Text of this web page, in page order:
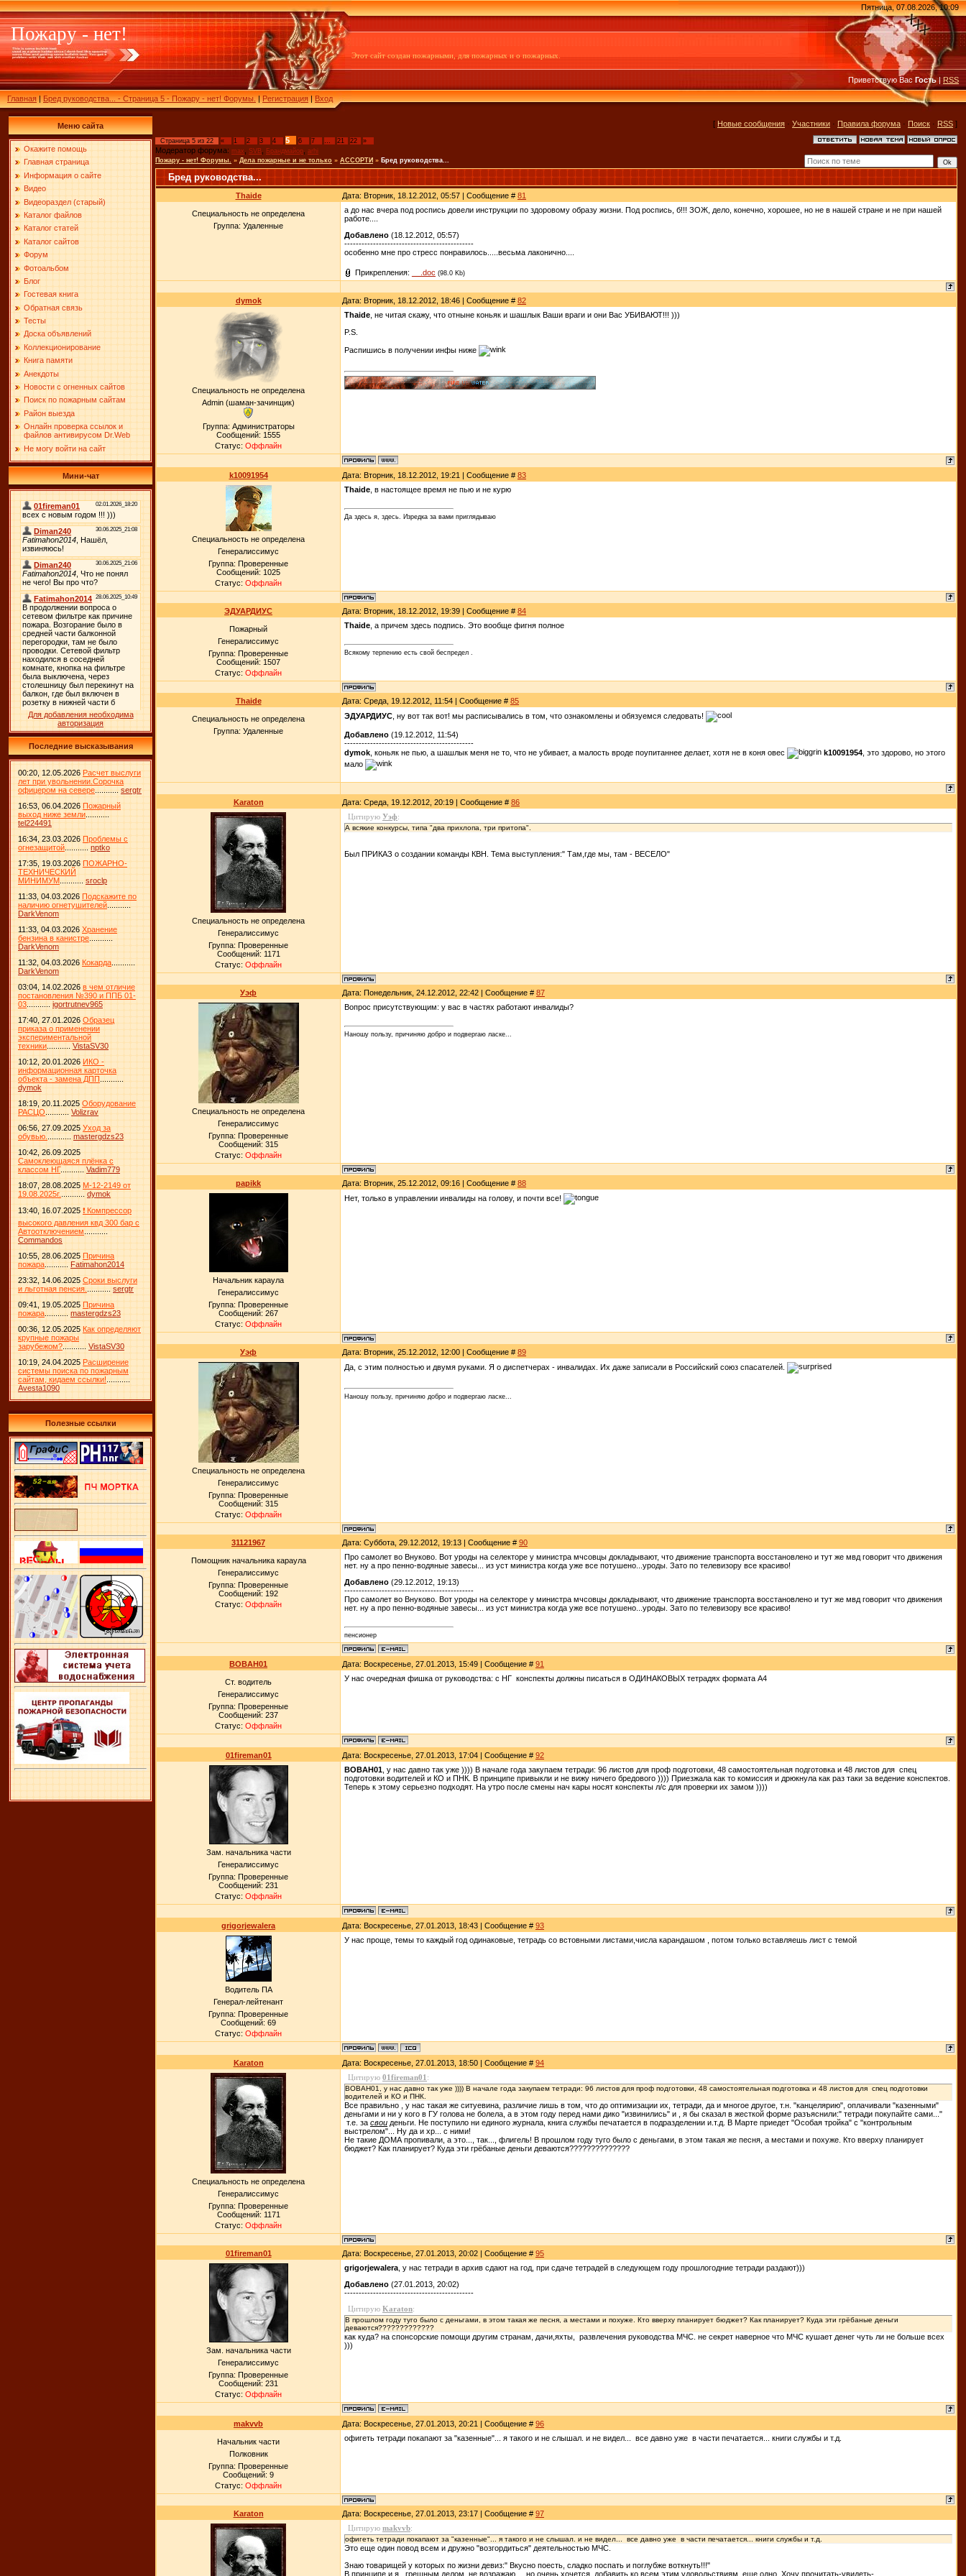
Пожару - нет!
Главная|Бред руководства... - Страница 5 - Пожару - нет! Форумы.|Регистрация|Вход
Этот сайт создан пожарными, для пожарных и о пожарных.
Пятница, 07.08.2026, 10:09
Приветствую Вас Гость|RSS
Меню сайта
Окажите помощь
Главная страница
Информация о сайте
Видео
Видеораздел (старый)
Каталог файлов
Каталог статей
Каталог сайтов
Форум
Фотоальбом
Блог
Гостевая книга
Обратная связь
Тесты
Доска объявлений
Коллекционирование
Книга памяти
Анекдоты
Новости с огненных сайтов
Поиск по пожарным сайтам
Район выезда
Онлайн проверка ссылок и
файлов антивирусом Dr.Web
Не могу войти на сайт
Мини-чат
Для добавления необходима
авторизация
Последние высказывания
00:20, 12.05.2026 Расчет выслуги
лет при увольнении.Сорочка
офицером на севере
sergtr
16:53, 06.04.2026 Пожарный
выход ниже земли
tel224491
16:34, 23.03.2026 Проблемы с
огнезащитой
nptko
17:35, 19.03.2026 ПОЖАРНО-
ТЕХНИЧЕСКИЙ
МИНИМУМ
sroclp
11:33, 04.03.2026 Подскажите по
наличию огнетушителей
DarkVenom
11:33, 04.03.2026 Хранение
бензина в канистре
DarkVenom
11:32, 04.03.2026 Кокарда
DarkVenom
03:04, 14.02.2026 в чем отличие
постановления №390 и ППБ 01-
03
igortrutnev965
17:40, 27.01.2026 Образец
приказа о применении
экспериментальной
техники
VistaSV30
10:12, 20.01.2026 ИКО -
информационная карточка
объекта - замена ДПП
dymok
18:19, 20.11.2025 Оборудование
РАСЦО
Volizrav
06:56, 27.09.2025 Уход за
обувью.
mastergdzs23
10:42, 26.09.2025
Самоклеющаяся плёнка с
классом НГ...........
Vadim779
18:07, 28.08.2025 М-12-2149 от
19.08.2025г.
dymok
13:40, 16.07.2025 ❗ Компрессор
высокого давления квд 300 бар с
Автоотключением
Commandos
10:55, 28.06.2025 Причина
пожара
Fatimahon2014
23:32, 14.06.2025 Сроки выслуги
и льготная пенсия.
sergtr
09:41, 19.05.2025 Причина
пожара
mastergdzs23
00:36, 12.05.2025 Как определяют
крупные пожары
зарубежом?
VistaSV30
10:19, 24.04.2025 Расширение
системы поиска по пожарным
сайтам, кидаем ссылки!
Avesta1090
Полезные ссылки
[ Новые сообщения · Участники · Правила форума · Поиск · RSS ]
Страница 5 из 22 « 1 2 3 4 5 6 7 … 21 22 »
Модератор форума: max SVB Брандмайор arhi
Пожару - нет! Форумы. » Дела пожарные и не только » АССОРТИ » Бред руководства...
Бред руководства...
Thaide Дата: Вторник, 18.12.2012, 05:57 | Сообщение # 81
Специальность не определена
Группа: Удаленные
а до нас вчера под роспись довели инструкции по здоровому образу жизни. Под роспись, б!!! ЗОЖ, дело, конечно, хорошее, но не в нашей стране и не при нашей
работе....
Добавлено (18.12.2012, 05:57)
---------------------------------------------
особенно мне про стресс понравилось.....весьма лаконично....
Прикрепления: __.doc (98.0 Kb)
dymok Дата: Вторник, 18.12.2012, 18:46 | Сообщение # 82
Специальность не определена
Admin (шаман-зачинщик)
Группа: Администраторы
Сообщений: 1555
Статус: Оффлайн
Thaide , не читая скажу, что отныне коньяк и шашлык Ваши враги и они Вас УБИВАЮТ!!! )))
P.S.
Распишись в получении инфы ниже
k10091954 Дата: Вторник, 18.12.2012, 19:21 | Сообщение # 83
Специальность не определена
Генералиссимус
Группа: Проверенные
Сообщений: 1025
Статус: Оффлайн
Thaide , в настоящее время не пью и не курю
Да здесь я, здесь. Изредка за вами приглядываю
ЭДУАРДИУС Дата: Вторник, 18.12.2012, 19:39 | Сообщение # 84
Пожарный
Генералиссимус
Группа: Проверенные
Сообщений: 1507
Статус: Оффлайн
Thaide , а причем здесь подпись. Это вообще фигня полное
Всякому терпению есть свой беспредел .
Thaide Дата: Среда, 19.12.2012, 11:54 | Сообщение # 85
Специальность не определена
Группа: Удаленные
ЭДУАРДИУС , ну вот так вот! мы расписывались в том, что ознакомлены и обязуемся следовать!
Добавлено (19.12.2012, 11:54)
---------------------------------------------
dymok , коньяк не пью, а шашлык меня не то, что не убивает, а малость вроде поупитаннее делает, хотя не в коня овес k10091954 , это здорово, но этого
мало
Karaton Дата: Среда, 19.12.2012, 20:19 | Сообщение # 86
Специальность не определена
Генералиссимус
Группа: Проверенные
Сообщений: 1171
Статус: Оффлайн
Цитирую Уэф:
А всякие конкурсы, типа "два прихлопа, три притопа".
Был ПРИКАЗ о создании команды КВН. Тема выступления:" Там,где мы, там - ВЕСЕЛО"
Уэф Дата: Понедельник, 24.12.2012, 22:42 | Сообщение # 87
Специальность не определена
Генералиссимус
Группа: Проверенные
Сообщений: 315
Статус: Оффлайн
Вопрос присутствующим: у вас в частях работают инвалиды?
Наношу пользу, причиняю добро и подвергаю ласке...
papikk Дата: Вторник, 25.12.2012, 09:16 | Сообщение # 88
Начальник караула
Генералиссимус
Группа: Проверенные
Сообщений: 267
Статус: Оффлайн
Нет, только в управлении инвалиды на голову, и почти все!
Уэф Дата: Вторник, 25.12.2012, 12:00 | Сообщение # 89
Специальность не определена
Генералиссимус
Группа: Проверенные
Сообщений: 315
Статус: Оффлайн
Да, с этим полностью и двумя руками. Я о диспетчерах - инвалидах. Их даже записали в Российский союз спасателей.
Наношу пользу, причиняю добро и подвергаю ласке...
31121967 Дата: Суббота, 29.12.2012, 19:13 | Сообщение # 90
Помощник начальника караула
Генералиссимус
Группа: Проверенные
Сообщений: 192
Статус: Оффлайн
Про самолет во Внуково. Вот уроды на селекторе у министра мчсовцы докладывают, что движение транспорта восстановлено и тут же мвд говорит что движения
нет. ну а про пенно-водяные завесы... из уст министра когда уже все потушено...уроды. Зато по телевизору все красиво!
Добавлено (29.12.2012, 19:13)
---------------------------------------------
Про самолет во Внуково. Вот уроды на селекторе у министра мчсовцы докладывают, что движение транспорта восстановлено и тут же мвд говорит что движения
нет. ну а про пенно-водяные завесы... из уст министра когда уже все потушено...уроды. Зато по телевизору все красиво!
пенсионер
BOBAH01 Дата: Воскресенье, 27.01.2013, 15:49 | Сообщение # 91
Ст. водитель
Генералиссимус
Группа: Проверенные
Сообщений: 237
Статус: Оффлайн
У нас очередная фишка от руководства: с НГ конспекты должны писаться в ОДИНАКОВЫХ тетрадях формата А4
01fireman01 Дата: Воскресенье, 27.01.2013, 17:04 | Сообщение # 92
Зам. начальника части
Генералиссимус
Группа: Проверенные
Сообщений: 231
Статус: Оффлайн
BOBAH01 , у нас давно так уже )))) В начале года закупаем тетради: 96 листов для проф подготовки, 48 самостоятельная подготовка и 48 листов для спец
подготовки водителей и КО и ПНК. В принципе привыкли и не вижу ничего бредового )))) Приезжала как то комиссия и дрюкнула как раз таки за ведение конспектов.
Теперь к этому серьезно подходят. На утро после смены нач кары носят конспекты л/с для проверки их замом ))))
grigorjewalera Дата: Воскресенье, 27.01.2013, 18:43 | Сообщение # 93
Водитель ПА
Генерал-лейтенант
Группа: Проверенные
Сообщений: 69
Статус: Оффлайн
У нас проще, темы то каждый год одинаковые, тетрадь со встовными листами,числа карандашом , потом только вставляешь лист с темой
Karaton Дата: Воскресенье, 27.01.2013, 18:50 | Сообщение # 94
Специальность не определена
Генералиссимус
Группа: Проверенные
Сообщений: 1171
Статус: Оффлайн
Цитирую 01fireman01 :
BOBAH01, у нас давно так уже )))) В начале года закупаем тетради: 96 листов для проф подготовки, 48 самостоятельная подготовка и 48 листов для спец подготовки
водителей и КО и ПНК.
Все правильно , у нас такая же ситуевина, различие лишь в том, что до оптимизации их, тетради, да и многое другое, т.н. "канцелярию", оплачивали "казенными"
деньгами и ни у кого в ГУ голова не болела, а в этом году перед нами дико "извинились" и , я бы сказал в жесткой форме разъяснили:" тетради покупайте сами..."
т.е. за свои деньги. Не поступило ни единого журнала, книга службы печатается в подразделении и.т.д. В Марте приедет "Особая тройка" с "контрольным
выстрелом"... Ну да и хр... с ними!
Не такие ДОМА пропивали, а это..., так..., флигель! В прошлом году туго было с деньгами, в этом такая же песня, а местами и похуже. Кто вверху планирует
бюджет? Как планирует? Куда эти грёбаные деньги деваются??????????????
01fireman01 Дата: Воскресенье, 27.01.2013, 20:02 | Сообщение # 95
Зам. начальника части
Генералиссимус
Группа: Проверенные
Сообщений: 231
Статус: Оффлайн
grigorjewalera , у нас тетради в архив сдают на год, при сдаче тетрадей в следующем году прошлогодние тетради раздают)))
Добавлено (27.01.2013, 20:02)
---------------------------------------------
Цитирую Karaton:
В прошлом году туго было с деньгами, в этом такая же песня, а местами и похуже. Кто вверху планирует бюджет? Как планирует? Куда эти грёбаные деньги
деваются?????????????
как куда? на спонсорские помощи другим странам, дачи,яхты, развлечения руководства МЧС. не секрет наверное что МЧС кушает денег чуть ли не больше всех
)))
makvvb Дата: Воскресенье, 27.01.2013, 20:21 | Сообщение # 96
Начальник части
Полковник
Группа: Проверенные
Сообщений: 9
Статус: Оффлайн
офигеть тетради покапают за "казенные"... я такого и не слышал. и не видел... все давно уже в части печатается... книги службы и т.д.
Karaton Дата: Воскресенье, 27.01.2013, 23:17 | Сообщение # 97
Цитирую makvvb:
офигеть тетради покапают за "казенные"... я такого и не слышал. и не видел... все давно уже в части печатается... книги службы и т.д.
Это еще один повод всем и дружно "возгордиться" деятельностью МЧС.
Знаю товарищей у которых по жизни девиз:" Вкусно поесть, сладко поспать и поглубже воткнуть!!!"
В принципе и я , грешным делом, не возражаю..., но очень хочется добавить ко всем этим удовольствиям, еще одно. Хочу прочитать-увидеть-